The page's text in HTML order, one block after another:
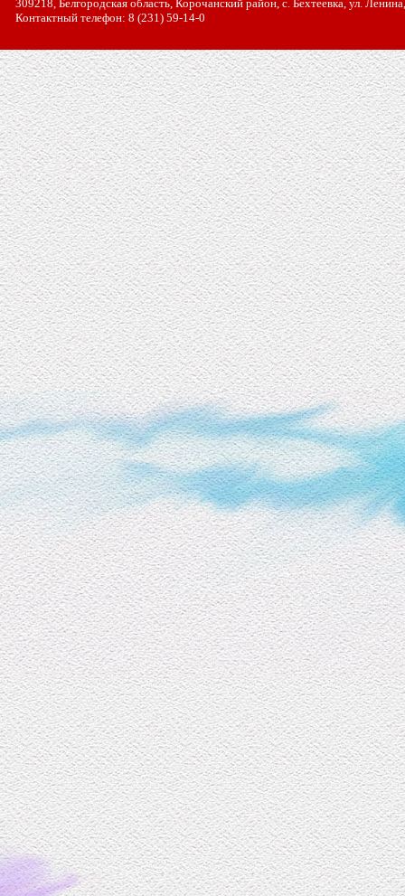
309218, Белгородская область, Корочанский район, с. Бехтеевка, ул.
Контактный телефон: 8 (231) 59-14-0